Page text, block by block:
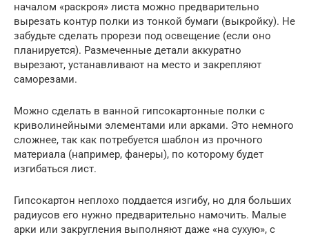
началом «раскроя» листа можно предварительно
вырезать контур полки из тонкой бумаги (выкройку). Не
забудьте сделать прорези под освещение (если оно
планируется). Размеченные детали аккуратно
вырезают, устанавливают на место и закрепляют
саморезами.
Можно сделать в ванной гипсокартонные полки с
криволинейными элементами или арками. Это немного
сложнее, так как потребуется шаблон из прочного
материала (например, фанеры), по которому будет
изгибаться лист.
Гипсокартон неплохо поддается изгибу, но для больших
радиусов его нужно предварительно намочить. Малые
арки или закругления выполняют даже «на сухую», с